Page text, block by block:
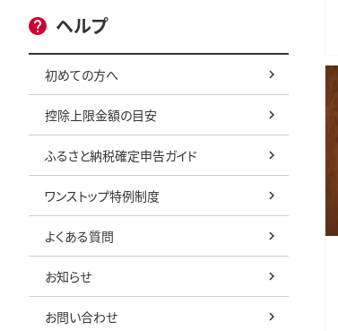
ヘルプ
初めての方へ
控除上限金額の目安
ふるさと納税確定申告ガイド
ワンストップ特例制度
よくある質問
お知らせ
お問い合わせ